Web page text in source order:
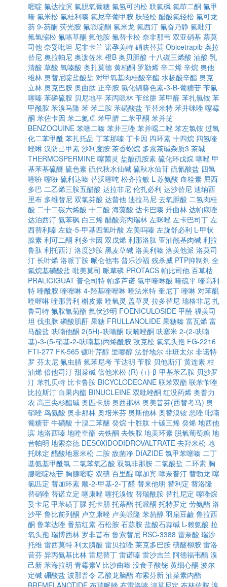
嘧啶 氟达拉滨 氟脱氧葡糖 氟氢可的松 联氟砜 氟茚二酮 氟甲
喹 氟米松 氟桂利嗪 氟尼辛葡甲胺 肤轻松 醋酸氟轻松 氟可龙
芴 9-芴酮 荧光胺 氟哌啶酮 氟米龙 氟西汀 氟奋乃静 氟吡汀
氟氢缩松 氟咯草酮 氟他胺 氟替卡松 奈非那韦 双亚硝基 萘莫
司他 奈妥吡坦 尼非卡兰 诺孕美特 硝呋替莫 Obicetrapib 奥拉
替尼 奥拉帕尼 奥泼佐米 橙B 奥贝胆酸 十八碳三烯酸 油酸 乳
清酸 草酸 氧嗪酸 奥扎莫德 黄柏酮 罗勒烯 辛二烯 辛烷 奥他
维林 奥替尼啶盐酸盐 对甲氧基肉桂酸辛酯 水杨酸辛酯 奥克
立林 奥克巴胺 奥曲肽 正辛胺 氯化锦葵色素-3-Β-葡糖苷 苄氟
噻嗪 苯磷硫胺 贝尼地平 苯丙哌林 苄丝肼 苯甲醛 苯扎氯铵 苯
甲酰胺 苯溴马隆 苯 苯二胺 苯磺酸盐 苄替米特 苯并咪唑 噻霉
酮 苯佐卡因 苯二氮卓 苯甲腈 二苯甲酮 苯并芘
BENZOQUINE 苯噻二嗪 苯并三唑 苯并噁二唑 苯左氯铵 过氧
化二苯甲酰 苯扎托品 丁苯那嗪 丁卡因 四环素 十四烷 四氢喹
唑啉 汉防己甲素 沙利度胺 茶香螺烷 多索茶碱杂质3 茶碱
THERMOSPERMINE 噻菌灵 盐酸硫胺素 硫化环戊烷 噻唑 甲
基苯基硫醚 硫色素 硫代秋水仙碱 硫秋水仙苷 硫氰酸盐 四氢
噻吩 噻吩 硫利达嗪 替沃噻吨 松齐拉敏 L-苏氨酸 血栓素 屈西
多巴 二乙烯三胺五醋酸 达拉非尼 伦扎必利 达沙替尼 迪纳西
里布 多维替尼 双氯芬酸 达普他 迪拉马尼 去氧胆酸 二氢肉桂
酸 二十二碳六烯酸 十二酸 海藻酸 达卡巴嗪 丹曲林 达帕康唑
达泊西汀 氨苯砜 白三烯 醋酸亮丙瑞林 左咪唑 左卡巴司丁 左
西替利嗪 左旋-5-甲基四氢叶酸 左美吗嗪 左旋舒必利 L-甲状
腺素 利可二酮 利多卡因 双戊烯 利那洛肽 亚油酰基肉碱 利拉
鲁肽 利托西汀 洛度沙胺 黑麦草碱 洛美利嗪 洛美他派 洛莫司
汀 长叶烯 洛哌丁胺 哌仑他韦 普乐沙福 残杀威 PTP抑制剂 全
氟烷基磺酸盐 吡美莫司 哌草磷 PROTACS 帕比司他 百草枯
PRALICIGUAT 普仑司特 帕多芦诺 氯甲喹啉酸 喹硫平 喹高利
特 喹酰胺 喹唑啉 4-羟基喹唑啉 喹法米特 奎尼丁 喹啉 对苯醌
喹喔啉 喹那普利 槲皮素 喹氧灵 盖草灵 拉多替尼 瑞格非尼 扎
鲁司特 氟胺氰菊酯 氟伏沙明 FOENICULOSIDE 甲醛 福美司
坦 伐虫脒 磷酸肌酐 果糖 FRULLANOLIDE 果糖嗪 富瓦烯 富
马酸盐 呋喃他酮 2(5H)-呋喃酮 呋喃唑酮 呋塞米 2-(2-呋喃
基)-3-(5-硝基-2-呋喃基)丙烯酰胺 敌克松 氟氧头孢 FG-2216
FTI-277 FK-565 镰叶芹醇 里哪醇 法舒地尔 非班太尔 非诺特
罗 芬太尼 氟虫腈 氟苯尼考 苄达明 苄胺 贝他斯汀 黄连素 柑
油烯 倍他司汀 甜菜碱 倍他米松 (R)-(+)-β-甲基苯乙胺 贝沙罗
汀 苯扎贝特 比卡鲁胺 BICYCLODECANE 联苯双酯 联苯苄唑
比拉斯汀 白果内酯 BINUCLEINE 双吡唑酮 红没药烯 奥普力
农 高三尖杉酯碱 奥匹卡朋 奥西那林 奥美昔芬(西替考马) 奥
硝唑 鸟氨酸 奥非那林 奥培米芬 奥斯他林 奥替溴铵 恶唑 吡喃
葡糖苷 牛磺酸 十溴二苯醚 癸烷 十胜肽 十碳三烯 癸烯 地西他
滨 地洛西嗪 地喹奎酯 去铁酮 去铁胺 地美环素 脱氧葡萄糖 地
昔帕明 地索奈德 DESOXIDODIDROVALTRATE 去羟米松 地
托咪定 醋酸地塞米松 二胺 敌菌净 DIAZIDE 氯甲苯噻嗪 二丁
基氨基甲酰氯 二氯苯氧乙酸 双氯非那胺 二氯酸盐 二环素 胸
腺嘧啶核苷 胸腺嘧啶 双碘 百里醌 噻加宾 噻奈普汀 替勃龙 噻
氯匹定 替加环素 顺-2-甲基-2-丁醛 替来他明 替利定 替洛隆
替硝唑 替诺立定 噻康唑 噻托溴铵 替瑞酰胺 替扎尼定 噻唑烷
妥卡尼 甲苯磺丁脲 托卡朋 托萘酯 托哌酮 托特罗定 劳氨酯 洛
沙平 鲁比前列酮 卢立康唑 卢美哌隆 苯芴醇 羽扇豆鹼 鲁拉西
酮 鲁苯达唑 番茄红素 石松胺 石蒜胺 盐酸石蒜碱 L-赖氨酸 拉
氧头孢 瑞博西林 罗非昔布 鲁索替尼 RSC-3388 雷奈酸 瑞沙
托维 雷西莫特 利太膦酸 雷贝拉唑 莱克多巴胺 碘醚柳胺 雷洛
昔芬 异丙氨基比林 雷尼替丁 雷诺嗪 雷沙吉兰 阿德福韦酯 溴
己新 苯海拉明 青霉素V 比沙曲嗪 没食子酸铋 黄细心酮 波尔
定碱 硼酸盐 波那普令 乙酸龙脑酯 布索芬新 油菜素内酯
BREMELANOTIDE 布瑞哌唑 布雷洛嗪 溴莫尼定 布林佐胺 溴